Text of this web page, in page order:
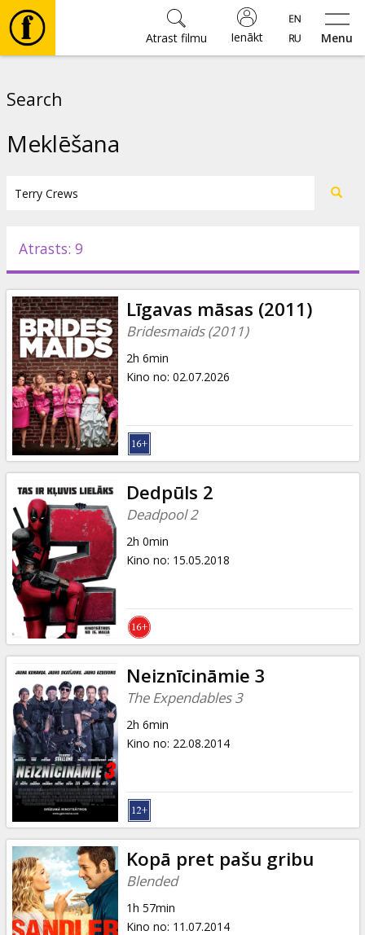
Menu
Ienākt
Atrast filmu
Pasākumi
Ziņas
Dāvanu
kartes
Uzkodas
B2B
Kino
Klubs
Search
Meklēšana
Atrasts: 9
Līgavas māsas (2011)
Bridesmaids (2011)
2h 6min
Kino no: 02.07.2026
Dedpūls 2
Deadpool 2
2h 0min
Kino no: 15.05.2018
Neiznīcināmie 3
The Expendables 3
2h 6min
Kino no: 22.08.2014
Kopā pret pašu gribu
Blended
1h 57min
Kino no: 11.07.2014